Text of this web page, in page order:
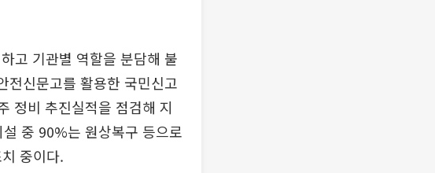
고 기관별 역할을 분담해 불
전신문고를 활용한 국민신고
정비 추진실적을 점검해 지
중 90%는 원상복구 등으로
중이다.